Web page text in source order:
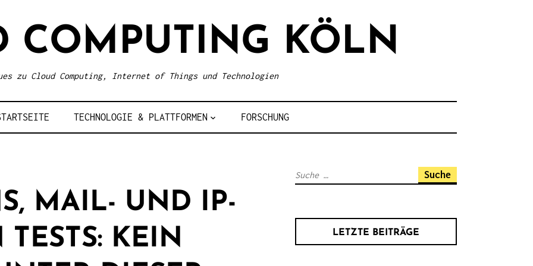
COMPUTING KÖLN
zu Cloud Computing, Internet of Things und Technologien
TECHNOLOGIE & PLATTFORMEN FORSCHUNG
MAIL- UND IP-
KEIN
S
LETZTE BEITRÄGE